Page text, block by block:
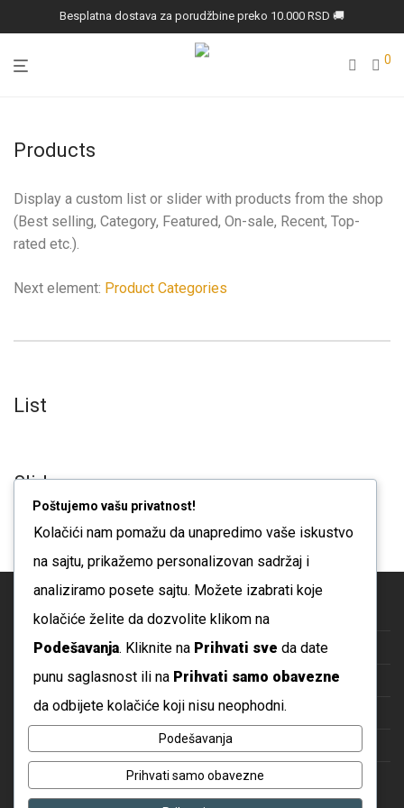
Besplatna dostava za porudžbine preko 10.000 RSD 🚚
0
Products
Display a custom list or slider with products from the shop
(Best selling, Category, Featured, On-sale, Recent, Top-
rated etc.).
Next element: Product Categories
List
Slider
Blog
O nama
Česta pitanja
Kontakt
Politika privatnosti
Poštujemo vašu privatnost!
Kolačići nam pomažu da unapredimo vaše iskustvo
na sajtu, prikažemo personalizovan sadržaj i
analiziramo posete sajtu. Možete izabrati koje
kolačiće želite da dozvolite klikom na
Podešavanja. Kliknite na Prihvati sve da date
punu saglasnost ili na Prihvati samo obavezne
da odbijete kolačiće koji nisu neophodni.
Podešavanja
Prihvati samo obavezne